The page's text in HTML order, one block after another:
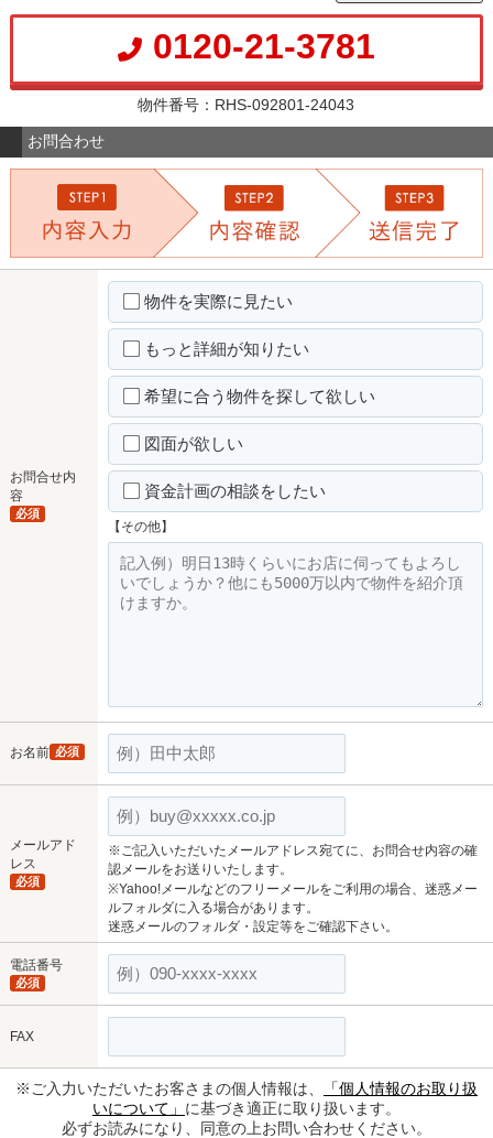
0120-21-3781
物件番号：RHS-092801-24043
お問合わせ
お問合せ内
容
必須
物件を実際に見たい
もっと詳細が知りたい
希望に合う物件を探して欲しい
図面が欲しい
資金計画の相談をしたい
【その他】
お名前 必須
メールアド
レス
必須
※ご記入いただいたメールアドレス宛てに、お問合せ内容の確
認メールをお送りいたします。
※Yahoo!メールなどのフリーメールをご利用の場合、迷惑メー
ルフォルダに入る場合があります。
迷惑メールのフォルダ・設定等をご確認下さい。
電話番号
必須
FAX
※ご入力いただいたお客さまの個人情報は、
「個人情報のお取り扱
いについて」 に基づき適正に取り扱います。
必ずお読みになり、同意の上お問い合わせください。